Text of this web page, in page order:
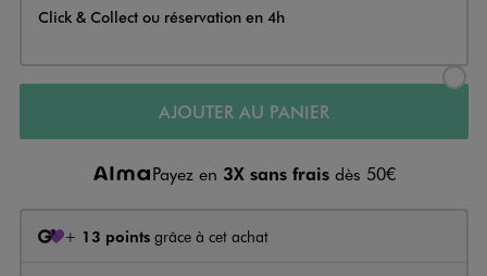
Click & Collect ou réservation en 4h
AJOUTER AU PANIER
Payez en 3X sans frais dès 50€
+ 13 points grâce à cet achat